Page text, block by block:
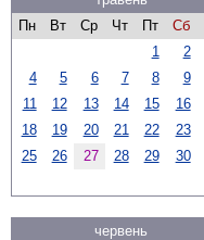
Пн
Вт Ср Чт Пт Сб
1
2
4
5 6 7 8 9
11
12 13 14 15 16
18
19 20 21 22 23
25
26 27 28 29 30
червень